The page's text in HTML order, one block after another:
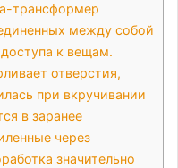
трансформер
между собой
к вещам.
отверстия,
при вкручивании
в заранее
через
значительно